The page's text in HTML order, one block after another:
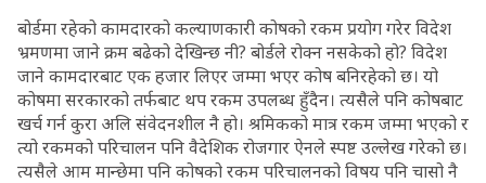
बोर्डमा रहेको कामदारको कल्याणकारी कोषको रकम प्रयोग गरेर विदेश
भ्रमणमा जाने क्रम बढेको देखिन्छ नी? बोर्डले रोक्न नसकेको हो? विदेश
जाने कामदारबाट एक हजार लिएर जम्मा भएर कोष बनिरहेको छ। यो
कोषमा सरकारको तर्फबाट थप रकम उपलब्ध हुँदैन। त्यसैले पनि कोषबाट
खर्च गर्न कुरा अलि संवेदनशील नै हो। श्रमिकको मात्र रकम जम्मा भएको र
त्यो रकमको परिचालन पनि वैदेशिक रोजगार ऐनले स्पष्ट उल्लेख गरेको छ।
त्यसैले आम मान्छेमा पनि कोषको रकम परिचालनको विषय पनि चासो नै